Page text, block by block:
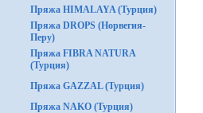
Пряжа HIMALAYA (Турция)
Пряжа DROPS (Норвегия-
Перу)
Пряжа FIBRA NATURA
(Турция)
Пряжа GAZZAL (Турция)
Пряжа NAKO (Турция)